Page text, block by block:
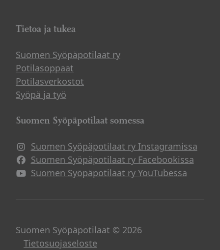
Tietoa ja tukea
Suomen Syöpäpotilaat ry
Potilasoppaat
Potilasverkostot
Syöpä ja työ
Suomen Syöpäpotilaat somessa
Suomen Syöpäpotilaat ry Instagramissa
Suomen Syöpäpotilaat ry Facebookissa
Suomen Syöpäpotilaat ry YouTubessa
Suomen Syöpäpotilaat © 2026
Tietosuojaseloste